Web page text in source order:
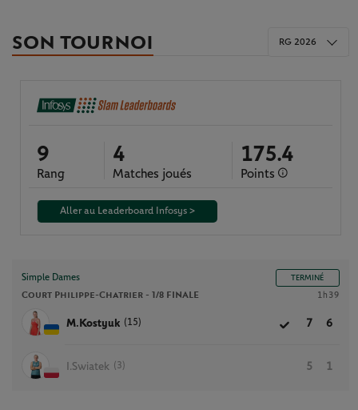
SON TOURNOI
9
Rang
4
Matches joués
175.4
Points
Aller au Leaderboard Infosys >
RG 2026
Simple Dames TERMINÉ
Court Philippe-Chatrier - 1/8 FINALE 1h39
M.Kostyuk (15) 7 6
I.Swiatek (3) 5 1